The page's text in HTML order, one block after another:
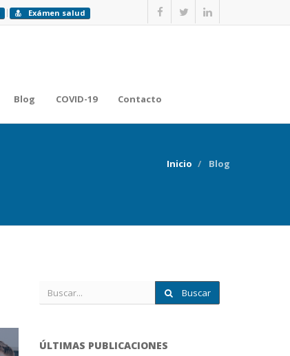
Exámen salud
Blog COVID-19 Contacto
Inicio Blog
Buscar
ÚLTIMAS PUBLICACIONES